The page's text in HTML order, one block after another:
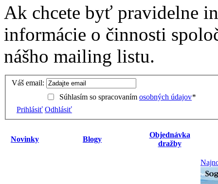
Ak chcete byť pravidelne
informácie o činnosti
nášho mailing listu.
Váš email:
Súhlasím so spracovaním osobných údajov*
Prihlásiť Odhlásiť
Novinky Blogy
Objednávka
dražby